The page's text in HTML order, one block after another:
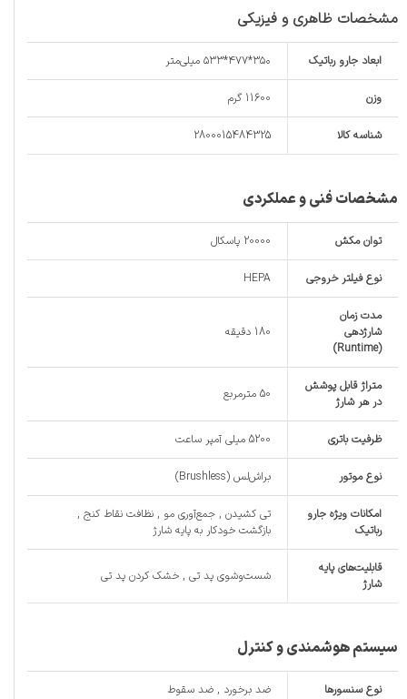
مشخصات ظاهری و فیزیکی
ابعاد جارو رباتیک ۳۵۰*۴۷۷*۵۳۳ میلی‌متر
وزن 11600 گرم
شناسه کالا 2800015484325
مشخصات فنی و عملکردی
توان مکش 20000 پاسکال
نوع فیلتر خروجی HEPA
مدت زمان
شارژدهی
(Runtime)
180 دقیقه
متراژ قابل پوشش
در هر شارژ
50 مترمربع
ظرفیت باتری 5200 میلی آمپر ساعت
نوع موتور براش‌لس (Brushless)
امکانات ویژه جارو
رباتیک
تی‌ کشیدن , جمع‌آوری مو , نظافت نقاط کنج ,
بازگشت خودکار به پایه شارژ
قابلیت‌های پایه
شارژ
شست‌و‌شوی پد تی , خشک کردن پد تی
سیستم هوشمندی و کنترل
نوع سنسورها ضد برخورد , ضد سقوط